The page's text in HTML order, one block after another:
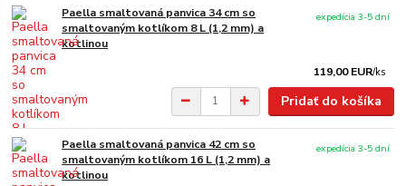
Paella smaltovaná panvica 34 cm so
smaltovaným kotlíkom 8 L (1,2 mm) a
kotlinou
119,00 EUR/ks
expedícia 3-5 dní
Pridať do košíka
Paella smaltovaná panvica 42 cm so
smaltovaným kotlíkom 16 L (1,2 mm) a
kotlinou
expedícia 3-5 dní